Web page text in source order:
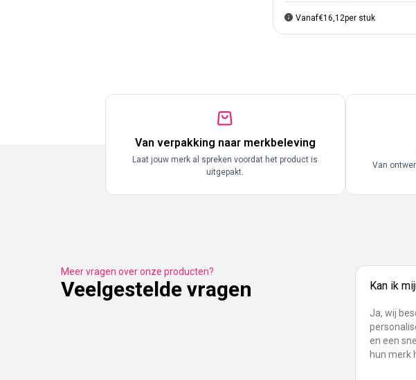
Vanaf€16,12per stuk
Van verpakking naar merkbeleving
Laat jouw merk al spreken voordat het product is
uitgepakt.
Van
Meer vragen over onze producten?
Veelgestelde vragen Kan ik
Ja, wij
en een
hun merk